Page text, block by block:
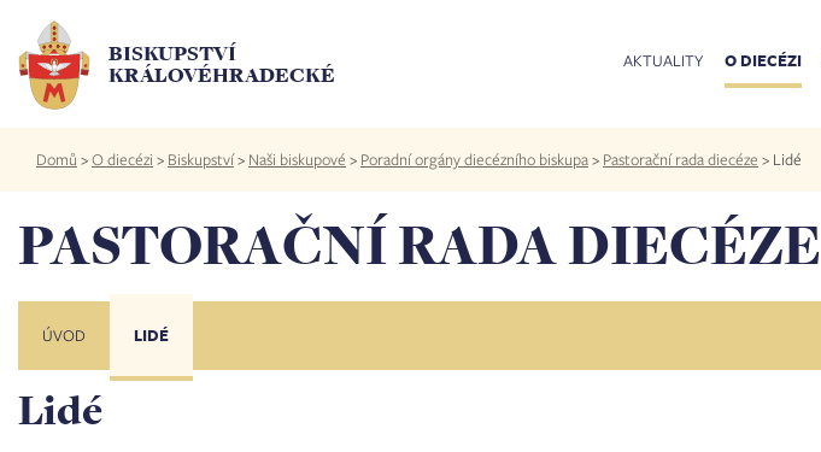
hlavnímu
obsahu
BISKUPSTVÍ
KRÁLOVÉHRADECKÉ
AKTUALITY O DIECÉZI
Drobečková
navigace
Domů >O diecézi > Biskupství> Naši biskupové > Poradní orgány diecézního biskupa> Pastorační rada diecéze > Lidé
PASTORAČNÍ RADA DIECÉZE
ÚVOD LIDÉ
Lidé